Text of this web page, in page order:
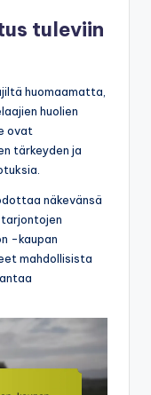
tuleviin
huomaamatta,
huolien
ovat
tärkeyden ja
näkevänsä
-kaupan
mahdollisista